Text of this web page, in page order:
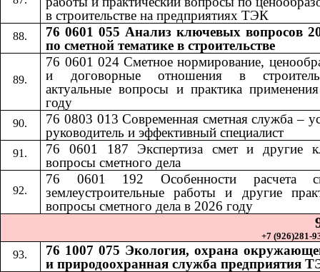
в строительстве на предприятиях ТЭК
76 0601 055 Анализ ключевых вопросов
по сметной тематике в строительстве
76 0601 024 Сметное нормирование,
и договорные отношения в
актуальные вопросы и практика
году
76 0803 013 Современная сметная служба –
руководитель и эффективный специалист
76 0601 187 Экспертиза смет и другие
вопросы сметного дела
76 0601 192 ​​Особенности расчета
землеустроительные работы и другие
вопросы сметного дела в 2026 году
+7 (926)281-
76 1007 075 Экология, охрана
и природоохранная служба предприятия